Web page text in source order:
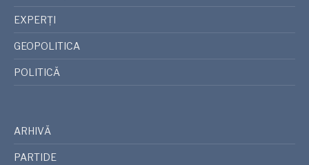
EXPERȚI
GEOPOLITICA
POLITICĂ
ARHIVĂ
PARTIDE